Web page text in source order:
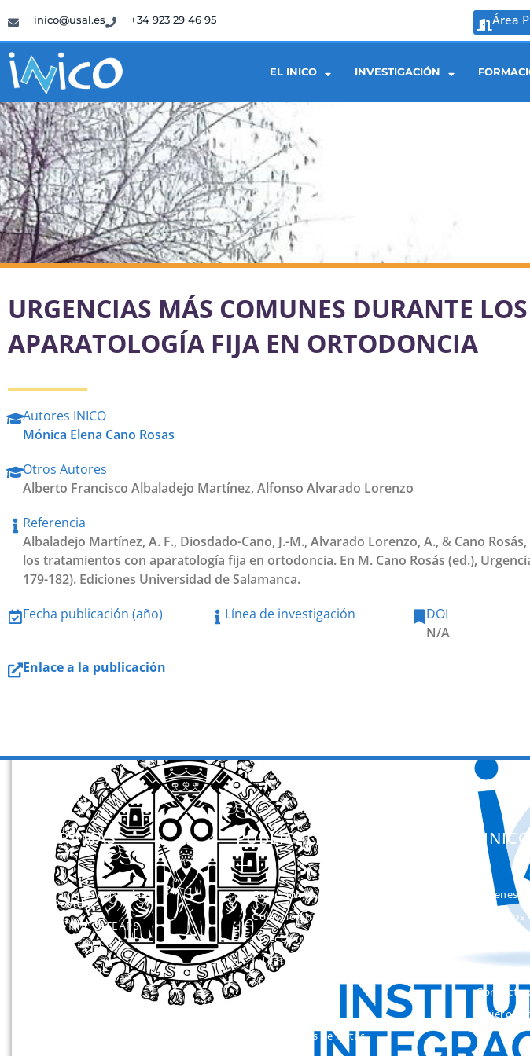
inico@usal.es +34 923 29 46 95 Área
EL INICO INVESTIGACIÓN
URGENCIAS MÁS COMUNES DURANTE
APARATOLOGÍA FIJA EN ORTODONCIA
Autores INICO
Mónica Elena Cano Rosas
Otros Autores
Alberto Francisco Albaladejo Martínez, Alfonso Alvarado Lorenzo
Referencia
Albaladejo Martínez, A. F., Diosdado-Cano, J.-M., Alvarado Lorenzo, A., & Cano
los tratamientos con aparatología fija en ortodoncia. En M. Cano Rosás (ed.),
179-182). Ediciones Universidad de Salamanca.
Fecha publicación (año)
Línea de investigación
DOI
N/A
Enlace a la publicación
PROGRAMAS
Programa de estancias
Doc/Postdoc
Máster INICO-FEAPS
Máster Oficial
Máster On Line
PUBLICACIONES
Colección Actas
Colección Investigación
Colección Herramientas
Integra
Manuales
Otros Libros de Actas
EL INICO
Quienes
El INICO
de
Contacta
Quiero